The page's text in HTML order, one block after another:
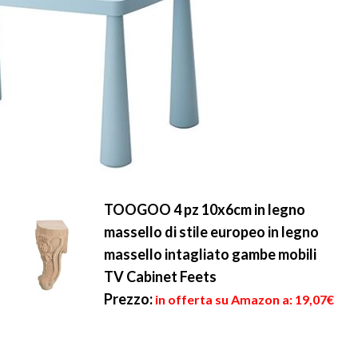
TOOGOO 4 pz 10x6cm in legno
massello di stile europeo in legno
massello intagliato gambe mobili
TV Cabinet Feets
Prezzo: in offerta su Amazon a: 19,07€